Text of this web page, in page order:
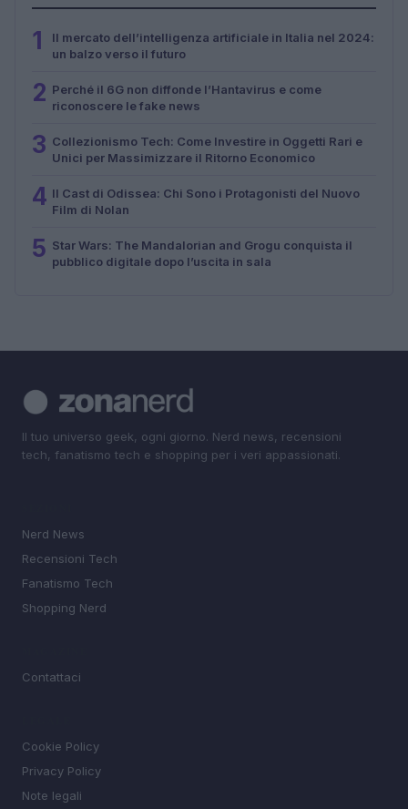
1
Il mercato dell’intelligenza artificiale in Italia nel 2024:
un balzo verso il futuro
2 Perché il 6G non diffonde l’Hantavirus e come
riconoscere le fake news
3 Collezionismo Tech: Come Investire in Oggetti Rari e
Unici per Massimizzare il Ritorno Economico
4 Il Cast di Odissea: Chi Sono i Protagonisti del Nuovo
Film di Nolan
5 Star Wars: The Mandalorian and Grogu conquista il
pubblico digitale dopo l’uscita in sala
Il tuo universo geek, ogni giorno. Nerd news, recensioni
tech, fanatismo tech e shopping per i veri appassionati.
Nerd News
Recensioni Tech
Fanatismo Tech
Shopping Nerd
Contattaci
Cookie Policy
Privacy Policy
Note legali